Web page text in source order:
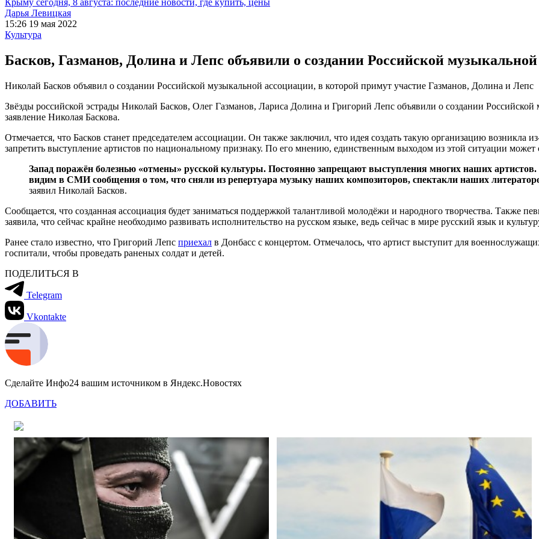
Крыму сегодня, 8 августа: последние новости, где купить, цены
Дарья Левицкая
15:26 19 мая 2022
Культура
Басков, Газманов, Долина и Лепс объявили о создании Российской
Николай Басков объявил о создании Российской музыкальной ассоциации, в которой примут участие Газманов, Долина и Лепс
Звёзды российской эстрады Николай Басков, Олег Газманов, Лариса Долина и Григорий Лепс объявили о создании
заявление Николая Баскова.
Отмечается, что Басков станет председателем ассоциации. Он также заключил, что идея создать такую организацию возникла
запретить выступление артистов по национальному признаку. По его мнению, единственным выходом из этой ситуации может
Запад поражён болезнью «отмены» русской культуры. Постоянно запрещают выступления многих наших
видим в СМИ сообщения о том, что сняли из репертуара музыку наших композиторов, спектакли наших
заявил Николай Басков.
Сообщается, что созданная ассоциация будет заниматься поддержкой талантливой молодёжи и народного творчества. Также
заявила, что сейчас крайне необходимо развивать исполнительство на русском языке, ведь сейчас в мире русский язык и
Ранее стало известно, что Григорий Лепс приехал в Донбасс с концертом. Отмечалось, что артист выступит для
госпитали, чтобы проведать раненых солдат и детей.
ПОДЕЛИТЬСЯ В
Telegram
Vkontakte
Сделайте Инфо24 вашим источником в Яндекс.Новостях
ДОБАВИТЬ